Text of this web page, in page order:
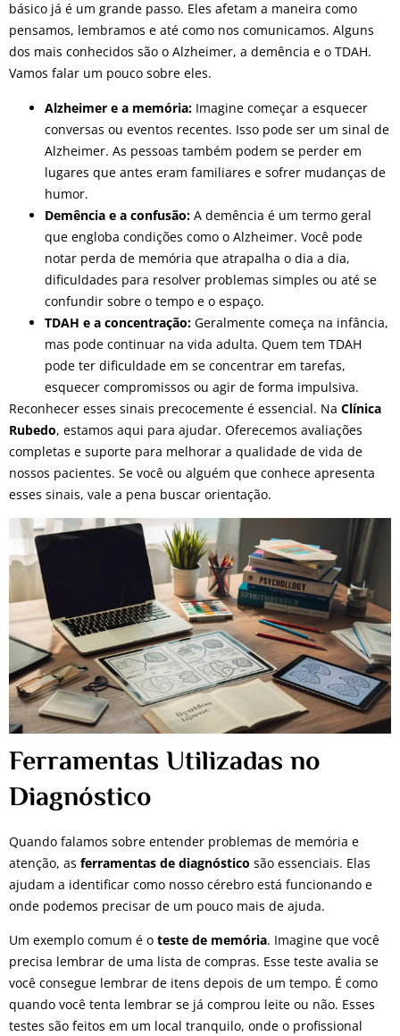
básico já é um grande passo. Eles afetam a maneira como
pensamos, lembramos e até como nos comunicamos. Alguns
dos mais conhecidos são o Alzheimer, a demência e o TDAH.
Vamos falar um pouco sobre eles.
Alzheimer e a memória: Imagine começar a esquecer
conversas ou eventos recentes. Isso pode ser um sinal de
Alzheimer. As pessoas também podem se perder em
lugares que antes eram familiares e sofrer mudanças de
humor.
Demência e a confusão: A demência é um termo geral
que engloba condições como o Alzheimer. Você pode
notar perda de memória que atrapalha o dia a dia,
dificuldades para resolver problemas simples ou até se
confundir sobre o tempo e o espaço.
TDAH e a concentração: Geralmente começa na infância,
mas pode continuar na vida adulta. Quem tem TDAH
pode ter dificuldade em se concentrar em tarefas,
esquecer compromissos ou agir de forma impulsiva.
Reconhecer esses sinais precocemente é essencial. Na Clínica
Rubedo, estamos aqui para ajudar. Oferecemos avaliações
completas e suporte para melhorar a qualidade de vida de
nossos pacientes. Se você ou alguém que conhece apresenta
esses sinais, vale a pena buscar orientação.
Ferramentas Utilizadas no
Diagnóstico
Quando falamos sobre entender problemas de memória e
atenção, as ferramentas de diagnóstico são essenciais. Elas
ajudam a identificar como nosso cérebro está funcionando e
onde podemos precisar de um pouco mais de ajuda.
Um exemplo comum é o teste de memória. Imagine que você
precisa lembrar de uma lista de compras. Esse teste avalia se
você consegue lembrar de itens depois de um tempo. É como
quando você tenta lembrar se já comprou leite ou não. Esses
testes são feitos em um local tranquilo, onde o profissional